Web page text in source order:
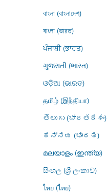
বাংলা (বাংলাদেশ)
বাংলা (ভারত)
ਪੰਜਾਬੀ (ਭਾਰਤ)
ગુજરાતી (ભારત)
ଓଡ଼ିଆ (ଭାରତ)
தமிழ் (இந்தியா)
తెలుగు (భారతదేశం)
ಕನ್ನಡ (ಭಾರತ)
മലയാളം (ഇന്ത്യ)
සිංහල (ශ්‍රී ලංකාව)
ไทย (ไทย)